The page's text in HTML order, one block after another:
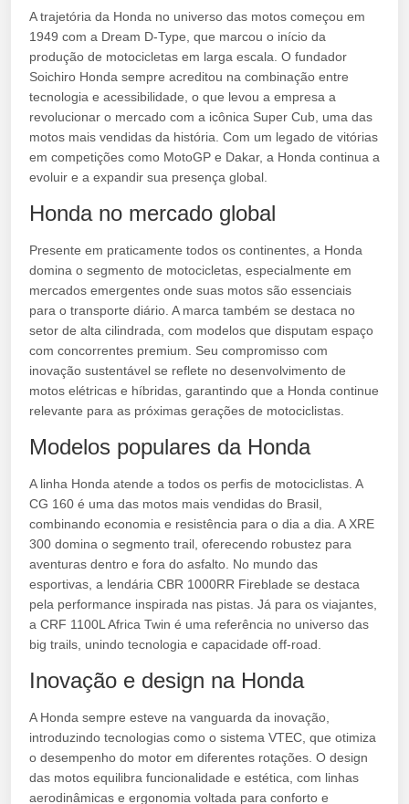
A trajetória da Honda no universo das motos começou em
1949 com a Dream D-Type, que marcou o início da
produção de motocicletas em larga escala. O fundador
Soichiro Honda sempre acreditou na combinação entre
tecnologia e acessibilidade, o que levou a empresa a
revolucionar o mercado com a icônica Super Cub, uma das
motos mais vendidas da história. Com um legado de vitórias
em competições como MotoGP e Dakar, a Honda continua a
evoluir e a expandir sua presença global.
Honda no mercado global
Presente em praticamente todos os continentes, a Honda
domina o segmento de motocicletas, especialmente em
mercados emergentes onde suas motos são essenciais
para o transporte diário. A marca também se destaca no
setor de alta cilindrada, com modelos que disputam espaço
com concorrentes premium. Seu compromisso com
inovação sustentável se reflete no desenvolvimento de
motos elétricas e híbridas, garantindo que a Honda continue
relevante para as próximas gerações de motociclistas.
Modelos populares da Honda
A linha Honda atende a todos os perfis de motociclistas. A
CG 160 é uma das motos mais vendidas do Brasil,
combinando economia e resistência para o dia a dia. A XRE
300 domina o segmento trail, oferecendo robustez para
aventuras dentro e fora do asfalto. No mundo das
esportivas, a lendária CBR 1000RR Fireblade se destaca
pela performance inspirada nas pistas. Já para os viajantes,
a CRF 1100L Africa Twin é uma referência no universo das
big trails, unindo tecnologia e capacidade off-road.
Inovação e design na Honda
A Honda sempre esteve na vanguarda da inovação,
introduzindo tecnologias como o sistema VTEC, que otimiza
o desempenho do motor em diferentes rotações. O design
das motos equilibra funcionalidade e estética, com linhas
aerodinâmicas e ergonomia voltada para conforto e